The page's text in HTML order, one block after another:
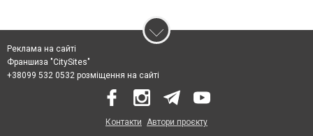
Реклама на сайті
Франшиза "CitySites"
+38099 532 0532 розміщення на сайті
Контакти Автори проєкту